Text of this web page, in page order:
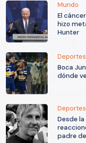
Mundo
El
hizo
Hunter
Boca
dónde
Desde
padre